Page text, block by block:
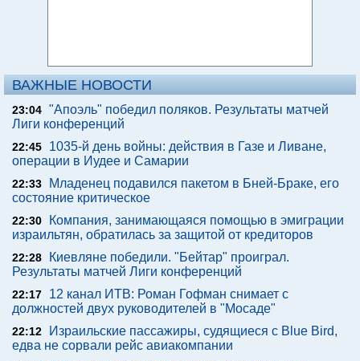
ВАЖНЫЕ НОВОСТИ
23:04 "Апоэль" победил поляков. Результаты матчей
Лиги конференций
22:45
1035-й день войны: действия в Газе и Ливане,
операции в Иудее и Самарии
22:33
Младенец подавился пакетом в Бней-Браке, его
состояние критическое
22:30
Компания, занимающаяся помощью в эмиграции
израильтян, обратилась за защитой от кредиторов
22:28
Киевляне победили. "Бейтар" проиграл.
Результаты матчей Лиги конференций
22:17
12 канал ИТВ: Роман Гофман снимает с
должностей двух руководителей в "Мосаде"
22:12
Израильские пассажиры, судящиеся с Blue Bird,
едва не сорвали рейс авиакомпании